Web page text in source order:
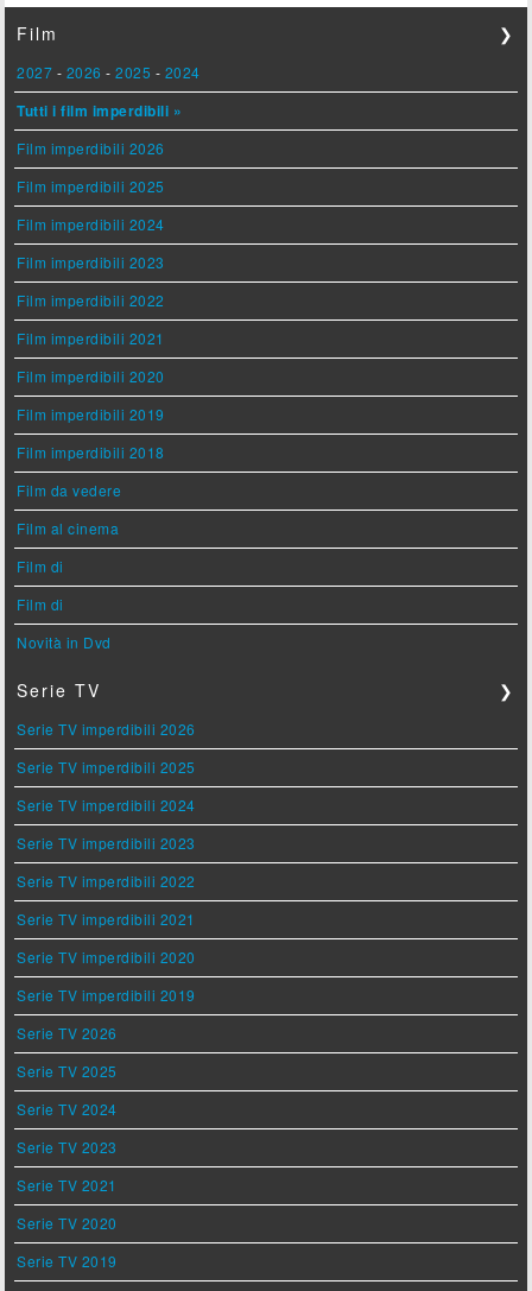
Film ❯
2027 - 2026 -2025 - 2024
Tutti i film imperdibili »
Film imperdibili 2026
Film imperdibili 2025
Film imperdibili 2024
Film imperdibili 2023
Film imperdibili 2022
Film imperdibili 2021
Film imperdibili 2020
Film imperdibili 2019
Film imperdibili 2018
Film da vedere
Film al cinema
Film di
Film di
Novità in Dvd
Serie TV ❯
Serie TV imperdibili 2026
Serie TV imperdibili 2025
Serie TV imperdibili 2024
Serie TV imperdibili 2023
Serie TV imperdibili 2022
Serie TV imperdibili 2021
Serie TV imperdibili 2020
Serie TV imperdibili 2019
Serie TV 2026
Serie TV 2025
Serie TV 2024
Serie TV 2023
Serie TV 2021
Serie TV 2020
Serie TV 2019